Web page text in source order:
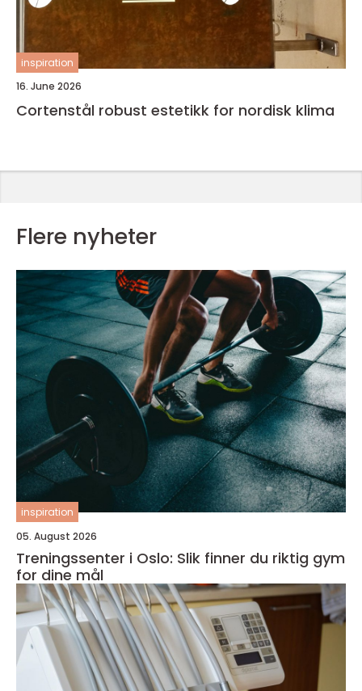
inspiration
16. June 2026
Cortenstål robust estetikk for nordisk klima
Flere nyheter
inspiration
05. August 2026
Treningssenter i Oslo: Slik finner du riktig gym
for dine mål